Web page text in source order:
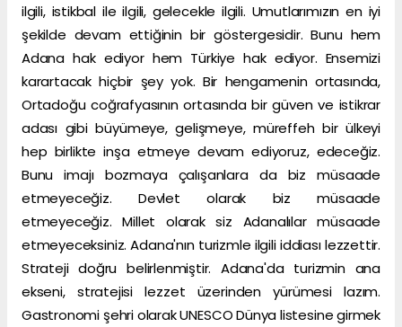
ilgili, istikbal ile ilgili, gelecekle ilgili. Umutlarımızın en iyi
şekilde devam ettiğinin bir göstergesidir. Bunu hem
Adana hak ediyor hem Türkiye hak ediyor. Ensemizi
karartacak hiçbir şey yok. Bir hengamenin ortasında,
Ortadoğu coğrafyasının ortasında bir güven ve istikrar
adası gibi büyümeye, gelişmeye, müreffeh bir ülkeyi
hep birlikte inşa etmeye devam ediyoruz, edeceğiz.
Bunu imajı bozmaya çalışanlara da biz müsaade
etmeyeceğiz. Devlet olarak biz müsaade
etmeyeceğiz. Millet olarak siz Adanalılar müsaade
etmeyeceksiniz. Adana'nın turizmle ilgili iddiası lezzettir.
Strateji doğru belirlenmiştir. Adana'da turizmin ana
ekseni, stratejisi lezzet üzerinden yürümesi lazım.
Gastronomi şehri olarak UNESCO Dünya listesine girmek